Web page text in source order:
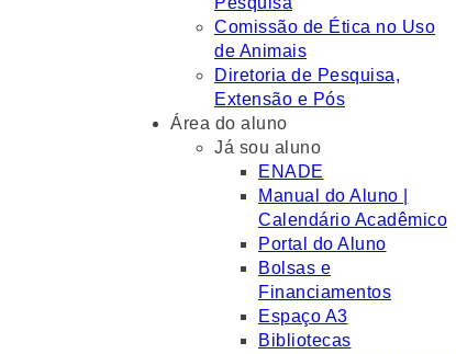
Comissão de Ética no Uso
de Animais
Diretoria de Pesquisa,
Extensão e Pós
Área do aluno
Já sou aluno
ENADE
Manual do Aluno |
Calendário Acadêmico
Portal do Aluno
Bolsas e
Financiamentos
Espaço A3
Bibliotecas